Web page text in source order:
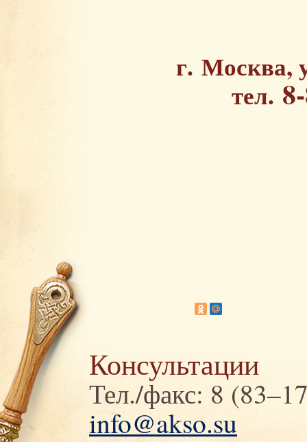
г. Москва,
тел.
Консультации
Тел./факс: 8
info@akso.su